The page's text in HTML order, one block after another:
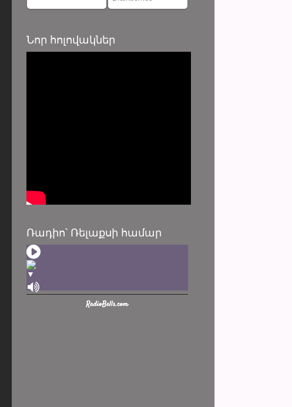
Նոր հոլովակներ
Ռադիո՝ Ռելաքսի համար
▼